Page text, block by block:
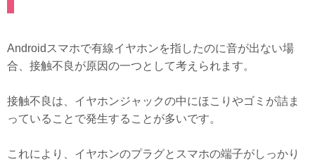
Androidスマホで有線イヤホンを指したのに音が出ない場
合、接触不良が原因の一つとして考えられます。
接触不良は、イヤホンジャックの中にほこりやゴミが詰ま
っていることで発生することが多いです。
これにより、イヤホンのプラグとスマホの端子がしっかり